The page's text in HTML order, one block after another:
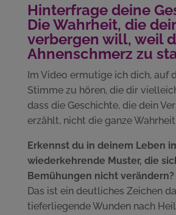
Hinterfrage deine
Die Wahrheit, die
verbergen will, weil
Ahnenschmerz zu
Im Video ermutige ich dich, auf
Stimme zu hören, die dir
dass die Geschichte, die dein
erzählt, nicht die ganze
Erkennst du in deinem Leben
wiederkehrende Muster, die
Bemühungen nicht verändern?
Das ist ein deutliches Zeichen
tieferliegende Wunden nach